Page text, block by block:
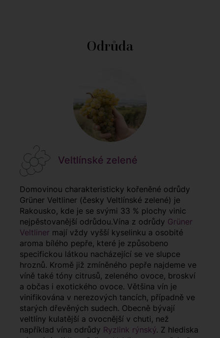
Odrůda
Veltlínské zelené
Domovinou charakteristicky kořeněné odrůdy
Grüner Veltliner (česky Veltlínské zelené) je
Rakousko, kde je se svými 33 % plochy vinic
nejpěstovanější odrůdou.Vína z odrůdy Grüner
Veltliner mají vždy vyšší kyselinku a osobité
aroma bílého pepře, které je způsobeno
specifickou látkou nacházející se ve slupce
hroznů. Kromě již zmíněného pepře najdeme ve
víně také tóny citrusů, zeleného ovoce, broskví
a občas i exotického ovoce. Většina vín je
vinifikována v nerezových tancích, případně ve
starých dřevěných sudech. Obecně bývají
veltlíny kulatější a ovocnější v chuti, než
například vína odrůdy Ryzlink rýnský. Z hlediska